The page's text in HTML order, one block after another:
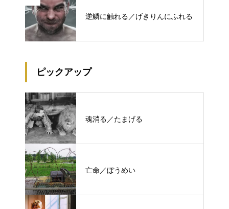
逆鱗に触れる／げきりんにふれる
ピックアップ
魂消る／たまげる
亡命／ぼうめい